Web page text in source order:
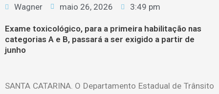
Wagner maio 26, 2026 3:49 pm
Exame toxicológico, para a primeira habilitação nas
categorias A e B, passará a ser exigido a partir de
junho
SANTA CATARINA. O Departamento Estadual de Trânsito